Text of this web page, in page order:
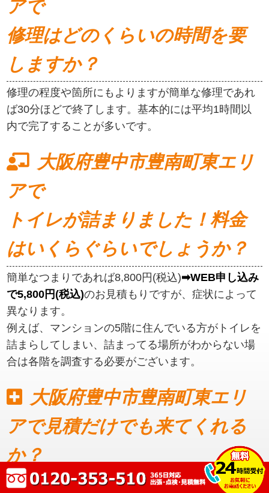
アで
修理はどのくらいの時間を要
しますか？
修理の程度や箇所にもよりますが簡単な修理であれ
ば30分ほどで終了します。基本的には平均1時間以
内で完了することが多いです。
大阪府豊中市豊南町東エリ
アで
トイレが詰まりました！料金
はいくらぐらいでしょうか？
簡単なつまりであれば8,800円(税込)➡WEB申し込み
で5,800円(税込)のお見積もりですが、症状によって
異なります。
例えば、マンションの5階に住んでいる方がトイレを
詰まらしてしまい、詰まってる場所がわからない場
合は各階を調査する必要がございます。
大阪府豊中市豊南町東エリ
アで見積だけでも来てくれる
か？
見積もりだけでも可能です。